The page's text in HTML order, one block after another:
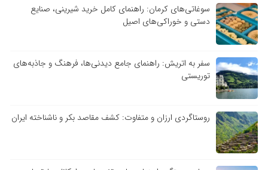
سوغاتی‌های کرمان: راهنمای کامل خرید شیرینی، صنایع
دستی و خوراکی‌های اصیل
سفر به اتریش: راهنمای جامع دیدنی‌ها، فرهنگ و جاذبه‌های
توریستی
روستاگردی ارزان و متفاوت: کشف مقاصد بکر و ناشناخته ایران